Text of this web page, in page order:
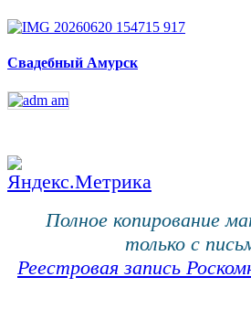
Свадебный Амурск
Полное копирование
только с
Реестровая запись